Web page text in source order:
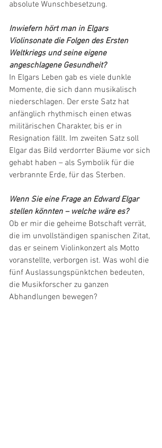
absolute Wunschbesetzung.
Inwiefern hört man in Elgars
Violinsonate die Folgen des Ersten
Weltkriegs und seine eigene
angeschlagene Gesundheit?
In Elgars Leben gab es viele dunkle
Momente, die sich dann musikalisch
niederschlagen. Der erste Satz hat
anfänglich rhythmisch einen etwas
militärischen Charakter, bis er in
Resignation fällt. Im zweiten Satz soll
Elgar das Bild verdorrter Bäume vor sich
gehabt haben – als Symbolik für die
verbrannte Erde, für das Sterben.
Wenn Sie eine Frage an Edward Elgar
stellen könnten – welche wäre es?
Ob er mir die geheime Botschaft verrät,
die im unvollständigen spanischen Zitat,
das er seinem Violinkonzert als Motto
voranstellte, verborgen ist. Was wohl die
fünf Auslassungspünktchen bedeuten,
die Musikforscher zu ganzen
Abhandlungen bewegen?